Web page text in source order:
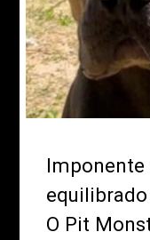
Imponente
O Pit